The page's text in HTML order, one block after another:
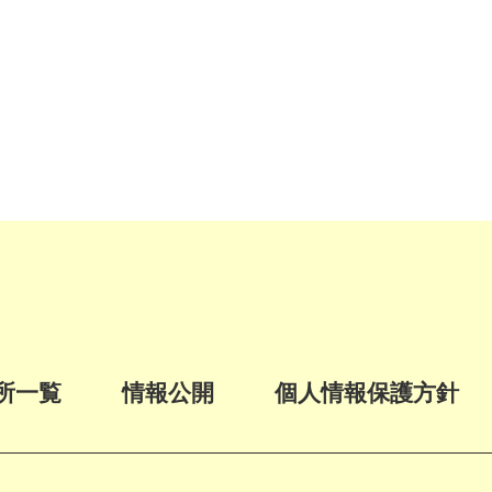
一覧 情報公開 個人情報保護方針